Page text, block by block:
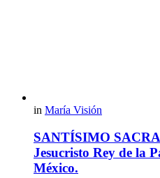
in María Visión
SANTÍSIMO
Jesucristo Rey de la
México.